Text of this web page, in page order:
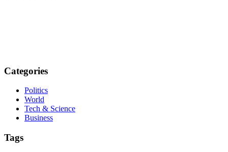
Categories
Politics
World
Tech & Science
Business
Tags